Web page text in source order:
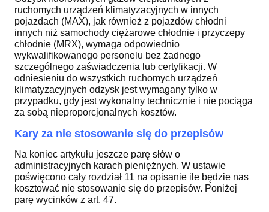
ruchomych urządzeń klimatyzacyjnych w innych
pojazdach (MAX), jak również z pojazdów chłodni
innych niż samochody ciężarowe chłodnie i przyczepy
chłodnie (MRX), wymaga odpowiednio
wykwalifikowanego personelu bez żadnego
szczególnego zaświadczenia lub certyfikacji. W
odniesieniu do wszystkich ruchomych urządzeń
klimatyzacyjnych odzysk jest wymagany tylko w
przypadku, gdy jest wykonalny technicznie i nie pociąga
za sobą nieproporcjonalnych kosztów.
Kary za nie stosowanie się do przepisów
Na koniec artykułu jeszcze parę słów o
administracyjnych karach pieniężnych. W ustawie
poświęcono cały rozdział 11 na opisanie ile będzie nas
kosztować nie stosowanie się do przepisów. Poniżej
parę wycinków z art. 47.